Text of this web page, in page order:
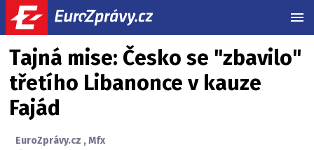
Tajná mise: Česko se "zbavilo"
třetího Libanonce v kauze
Fajád
EuroZprávy.cz ,Mfx